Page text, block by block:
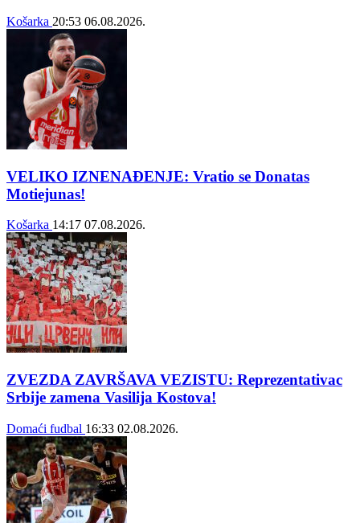
Košarka 20:53 06.08.2026.
VELIKO IZNENAĐENJE: Vratio se Donatas
Motiejunas!
Košarka 14:17 07.08.2026.
ZVEZDA ZAVRŠAVA VEZISTU: Reprezentativac
Srbije zamena Vasilija Kostova!
Domaći fudbal 16:33 02.08.2026.